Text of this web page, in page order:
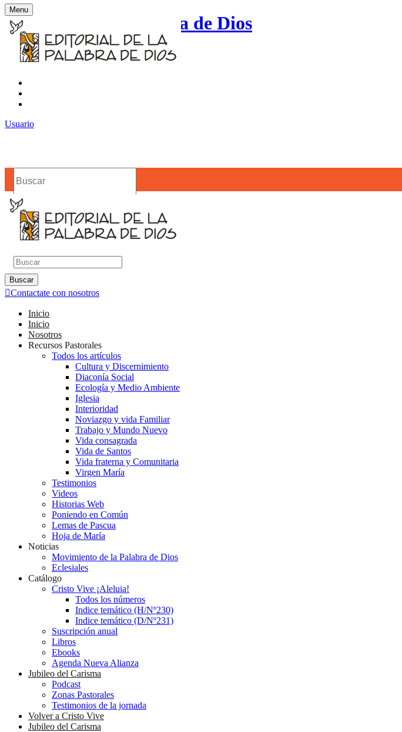
Editorial de la Palabra de Dios
Contacto
Noticias
Usuario
Menu
Buscar
Buscar
Contactate con nosotros
Inicio
Inicio
Nosotros
Recursos Pastorales
Todos los artículos
Cultura y Discernimiento
Diaconía Social
Ecología y Medio Ambiente
Iglesia
Interioridad
Noviazgo y vida Familiar
Trabajo y Mundo Nuevo
Vida consagrada
Vida de Santos
Vida fraterna y Comunitaria
Virgen María
Testimonios
Videos
Historias Web
Poniendo en Común
Lemas de Pascua
Hoja de María
Noticias
Movimiento de la Palabra de Dios
Eclesiales
Catálogo
Cristo Vive ¡Aleluia!
Todos los números
Indice temático (H/Nº230)
Indice temático (D/Nº231)
Suscripción anual
Libros
Ebooks
Agenda Nueva Alianza
Jubileo del Carisma
Podcast
Zonas Pastorales
Testimonios de la jornada
Volver a Cristo Vive
Jubileo del Carisma